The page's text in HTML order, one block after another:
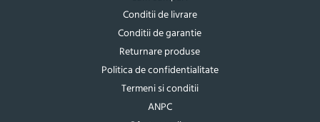
Conditii de livrare
Conditii de garantie
Returnare produse
Politica de confidentialitate
Termeni si conditii
ANPC